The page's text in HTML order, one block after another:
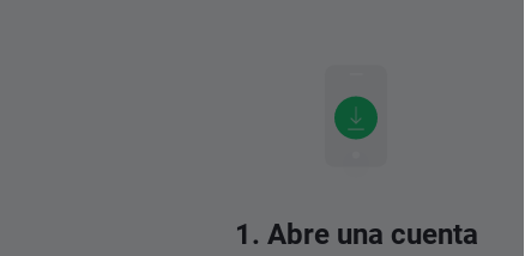
1. Abre una cuenta